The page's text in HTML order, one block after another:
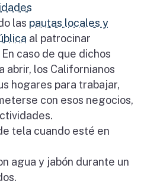
las pautas locales y
al patrocinar
caso de que dichos
abrir, los Californianos
hogares para trabajar,
con esos negocios,
tela cuando esté en
agua y jabón durante un